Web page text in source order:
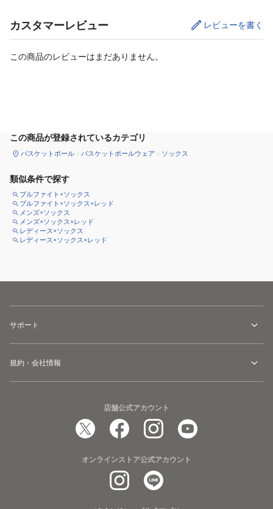
カスタマーレビュー レビューを書く
この商品のレビューはまだありません。
この商品が登録されているカテゴリ
バスケットボール バスケットボールウェア ソックス
類似条件で探す
ブルファイト×ソックス
ブルファイト×ソックス×レッド
メンズ×ソックス
メンズ×ソックス×レッド
レディース×ソックス
レディース×ソックス×レッド
サポート
規約・会社情報
店舗公式アカウント
オンラインストア公式アカウント